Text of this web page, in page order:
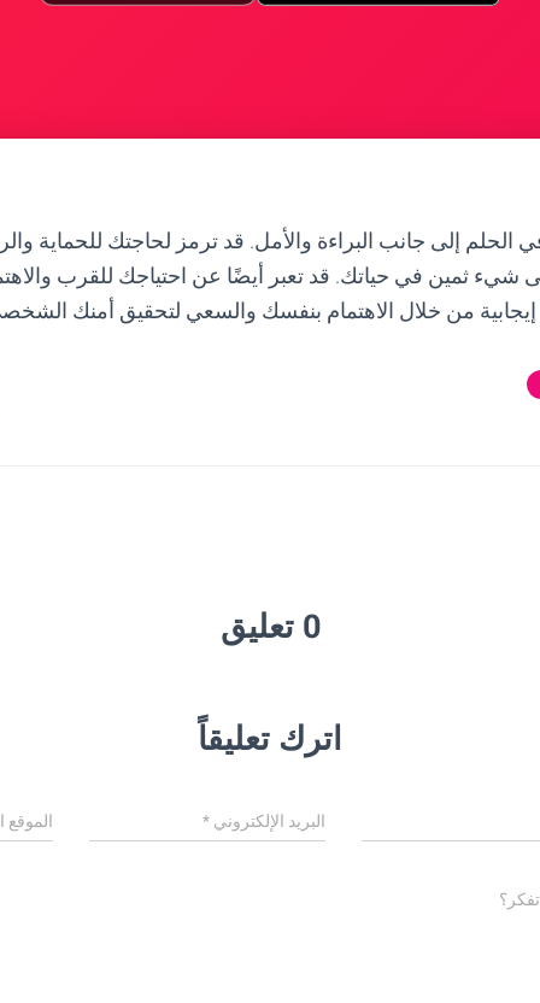
الحلم إلى جانب البراءة والأمل. قد ترمز لحاجتك للحماية
شيء ثمين في حياتك. قد تعبر أيضًا عن احتياجك للقرب
من خلال الاهتمام بنفسك والسعي لتحقيق أمنك الشخصي
0 تعليق
اترك تعليقاً
البريد الإلكتروني* الموقع